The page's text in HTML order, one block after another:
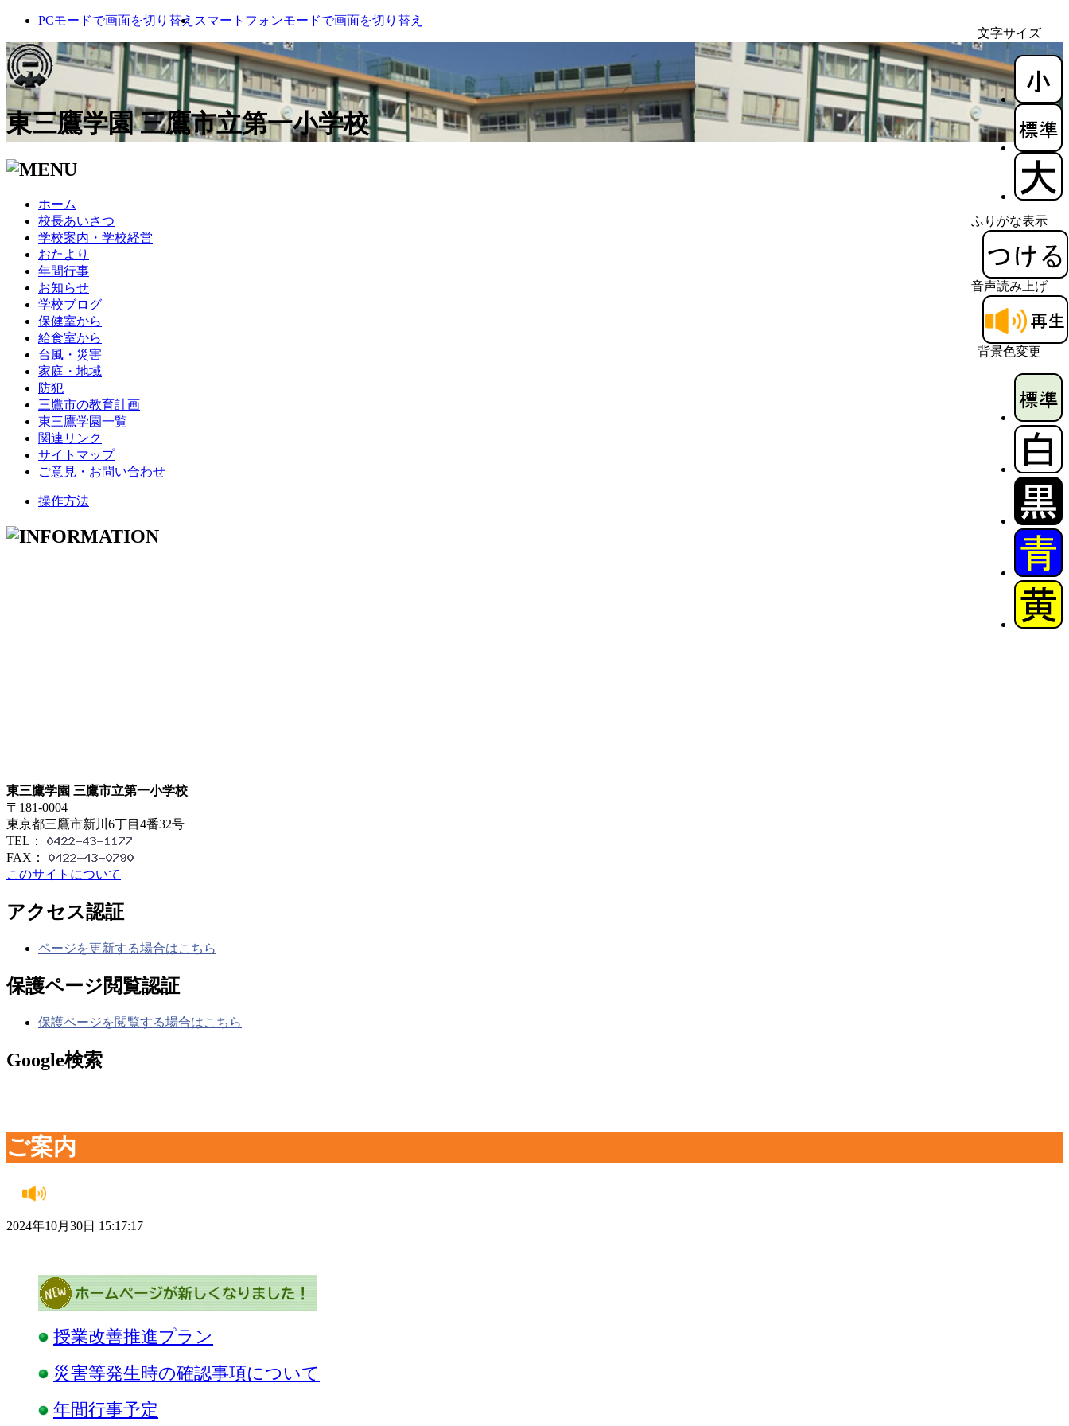
文字サイズ
ふりがな表示
音声読み上げ
背景色変更
PCモードで画面を切り替え スマートフォンモードで画面を切り替え
東三鷹学園 三鷹市立第一小学校
ホーム
校長あいさつ
学校案内・学校経営
おたより
年間行事
お知らせ
学校ブログ
保健室から
給食室から
台風・災害
家庭・地域
防犯
三鷹市の教育計画
東三鷹学園一覧
関連リンク
サイトマップ
ご意見・お問い合わせ
操作方法
東三鷹学園 三鷹市立第一小学校
〒181-0004
東京都三鷹市新川6丁目4番32号
TEL：
FAX：
このサイトについて
アクセス認証
ページを更新する場合はこちら
保護ページ閲覧認証
保護ページを閲覧する場合はこちら
Google検索
ご案内
2024年10月30日 15:17:17
授業改善推進プラン
災害等発生時の確認事項について
年間行事予定